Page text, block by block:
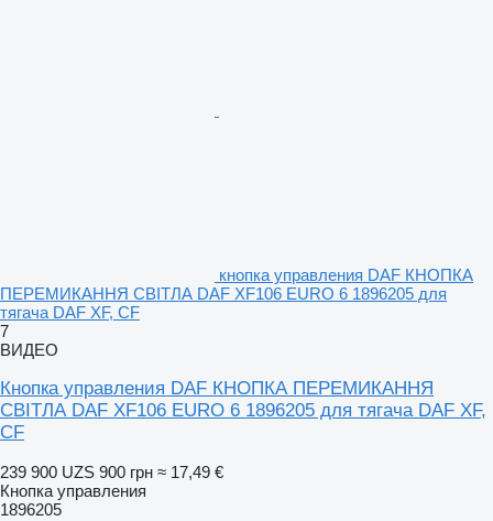
кнопка управления DAF КНОПКА
ПЕРЕМИКАННЯ СВІТЛА DAF XF106 EURO 6 1896205 для
тягача DAF XF, CF
7
ВИДЕО
Кнопка управления DAF КНОПКА ПЕРЕМИКАННЯ
СВІТЛА DAF XF106 EURO 6 1896205 для тягача DAF XF,
CF
239 900 UZS 900 грн ≈ 17,49 €
Кнопка управления
1896205